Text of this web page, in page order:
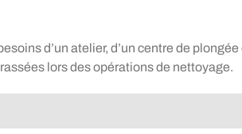
d’un atelier, d’un centre de
lors des opérations de nettoyage.